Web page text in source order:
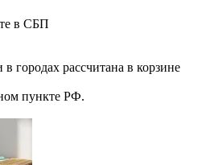
в СБП
городах рассчитана в корзине
пункте РФ.